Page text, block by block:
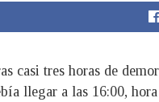
casi tres horas de
llegar a las 16:00,